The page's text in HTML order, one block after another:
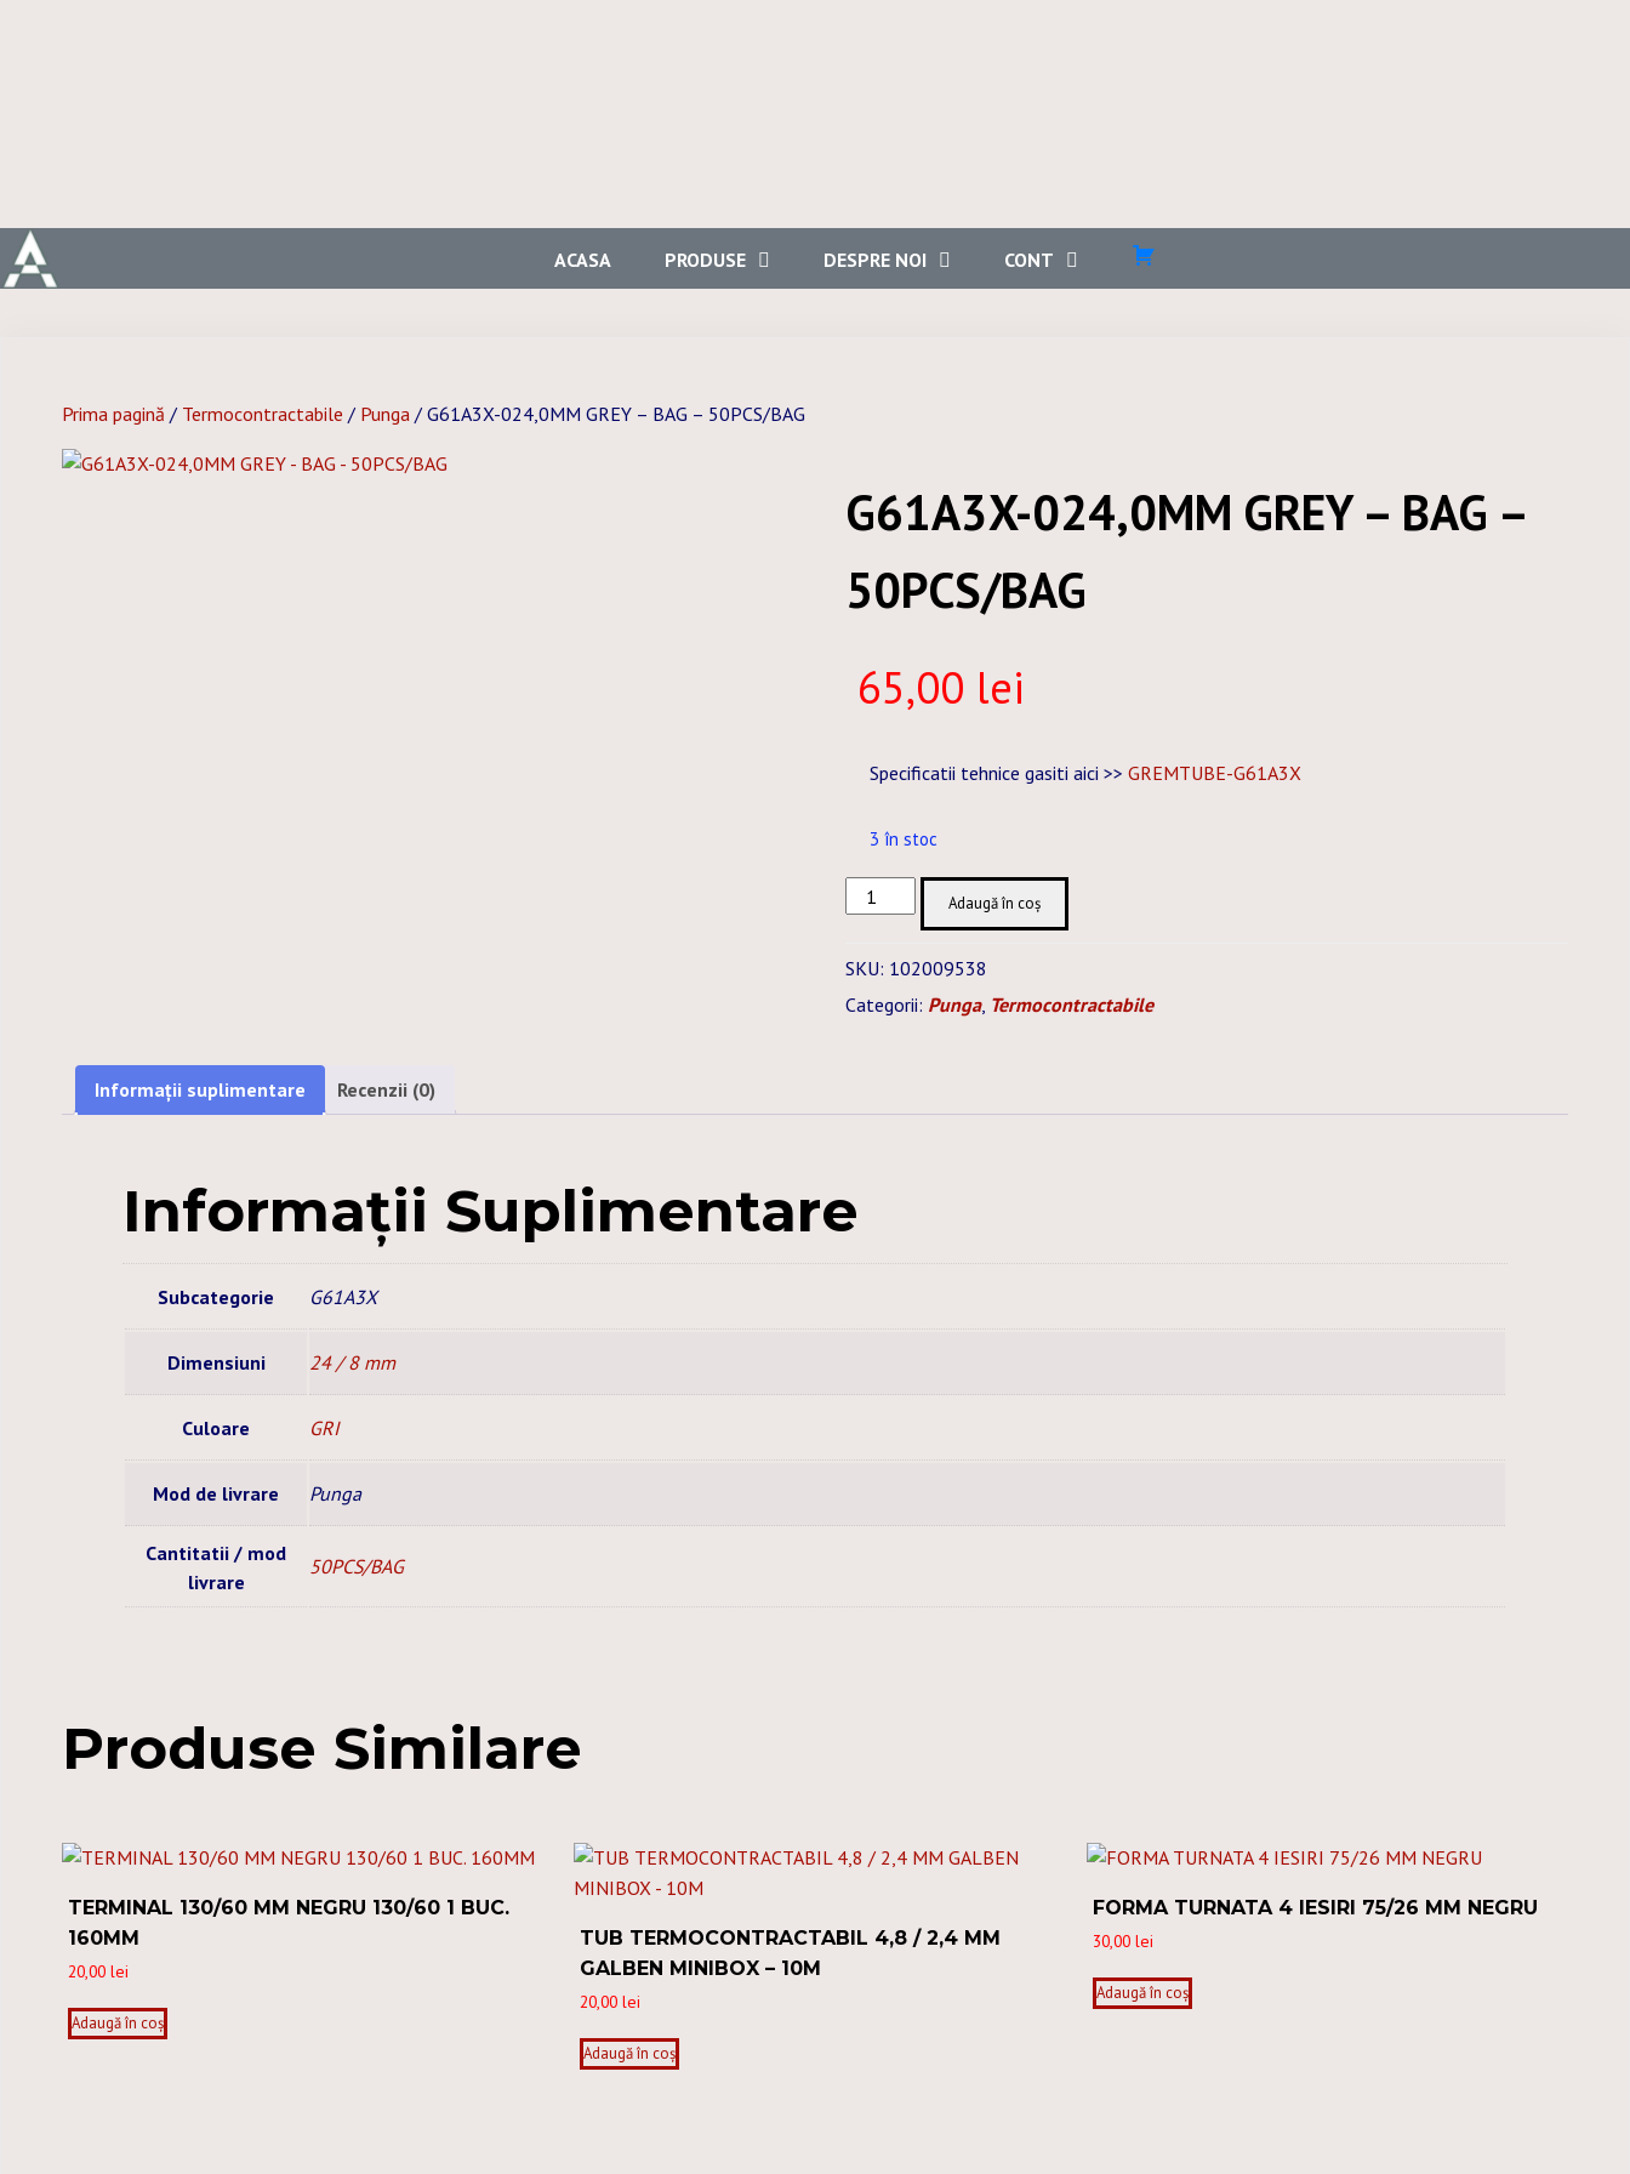
ACASA PRODUSE DESPRE NOI CONT
Prima pagină / Termocontractabile / Punga / G61A3X-024,0MM GREY – BAG – 50PCS/BAG
G61A3X-024,0MM GREY – BAG –
50PCS/BAG
65,00 lei
Specificatii tehnice gasiti aici >> GREMTUBE-G61A3X
3 în stoc
Cantitate
G61A3X-
GREY
-
Adaugă în coș
SKU: 102009538
Categorii: Punga, Termocontractabile
Informații suplimentare Recenzii (0)
Informații Suplimentare
Subcategorie G61A3X
Dimensiuni 24 / 8 mm
Culoare GRI
Mod de livrare Punga
Cantitatii / mod
livrare
50PCS/BAG
Produse Similare
TERMINAL 130/60 MM NEGRU 130/60 1 BUC.
160MM
20,00 lei
Adaugă în coș
TUB TERMOCONTRACTABIL 4,8 / 2,4 MM
GALBEN MINIBOX – 10M
20,00lei
Adaugă în coș
FORMA TURNATA 4 IESIRI 75/26 MM NEGRU
30,00 lei
Adaugă în coș